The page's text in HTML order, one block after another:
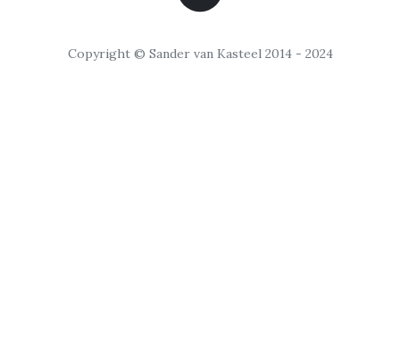
Copyright © Sander van Kasteel 2014 - 2024